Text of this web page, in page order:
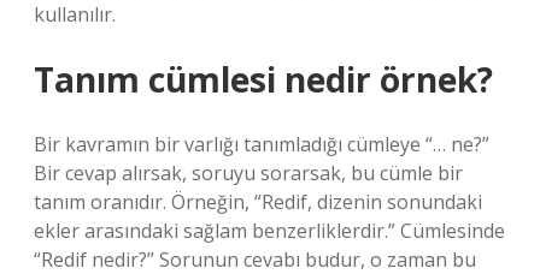
kullanılır.
Tanım cümlesi nedir örnek?
Bir kavramın bir varlığı tanımladığı cümleye “… ne?”
Bir cevap alırsak, soruyu sorarsak, bu cümle bir
tanım oranıdır. Örneğin, “Redif, dizenin sonundaki
ekler arasındaki sağlam benzerliklerdir.” Cümlesinde
“Redif nedir?” Sorunun cevabı budur, o zaman bu